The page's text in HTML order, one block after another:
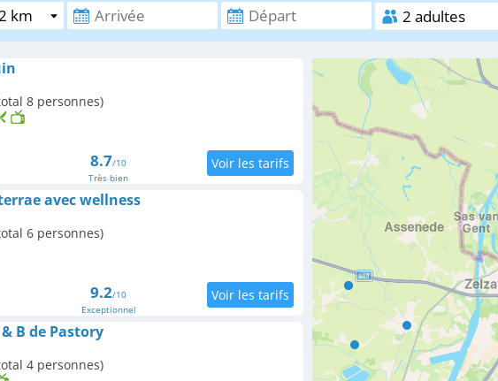
8 personnes)
8.7/10
Très bien
avec wellness
6 personnes)
9.2/10
Exceptionnel
B de Pastory
4 personnes)